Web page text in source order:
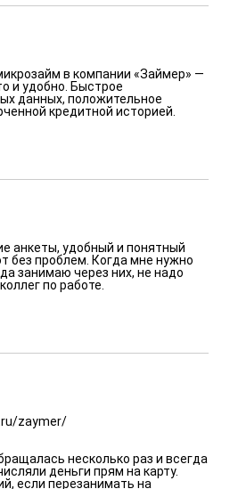
в компании «Займер» —
и удобно. Быстрое
данных, положительное
кредитной историей.
анкеты, удобный и понятный
без проблем. Когда мне нужно
занимаю через них, не надо
по работе.
zaymer/
несколько раз и всегда
деньги прям на карту.
если перезанимать на